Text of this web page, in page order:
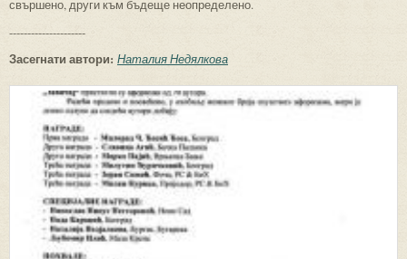
свършено, други към бъдеще неопределено.
---------------------
Засегнати автори: Наталия Недялкова